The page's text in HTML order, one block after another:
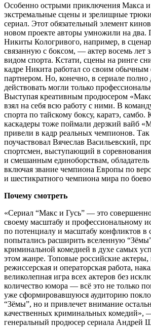
Особенно острыми приключения Макса и
экстремальные сцены и зрелищные
сериал. Этот обязательный элемент
новом проекте авторы умножили на два.
Никиты Кологривого, например, в
связанную с боксом, — актер восемь лет
видом спорта. Кстати, сцены на ринге
кадре Никита работал со своим обычным
партнером. Но, конечно, в сериале полно
действовать могли только
Выступая креативным продюсером
взял на себя всю работу с ними. В
спорта по тайскому боксу, каратэ, самбо.
каскадеры тоже поймали дерзкий вайб
привели в кадр реальных чемпионов. Так
поучаствовал Вячеслав Васильевский,
спортсмен, выступающий в
и смешанным единоборствам, обладатель
включая звание чемпиона Европы по
и шестикратного чемпиона мира по
Почему смотреть
«Сериал “Макс и Гусь” — это
своему масштабу и профессиональному
по потенциалу и масштабу конфликтов
попытались расширить вселенную
криминальной комедией в духе самых
этом жанре. Топовые российские
режиссерская и операторская работа,
великолепная игра всех актеров без
количество юмора — всё это не только
уже сформировавшуюся аудиторию
“Зёмы”, но и привлечет внимание
качественных криминальных комедий»,
генеральный продюсер сериала Андрей